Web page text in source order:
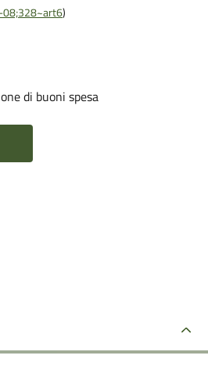
08;328~art6)
di buoni spesa